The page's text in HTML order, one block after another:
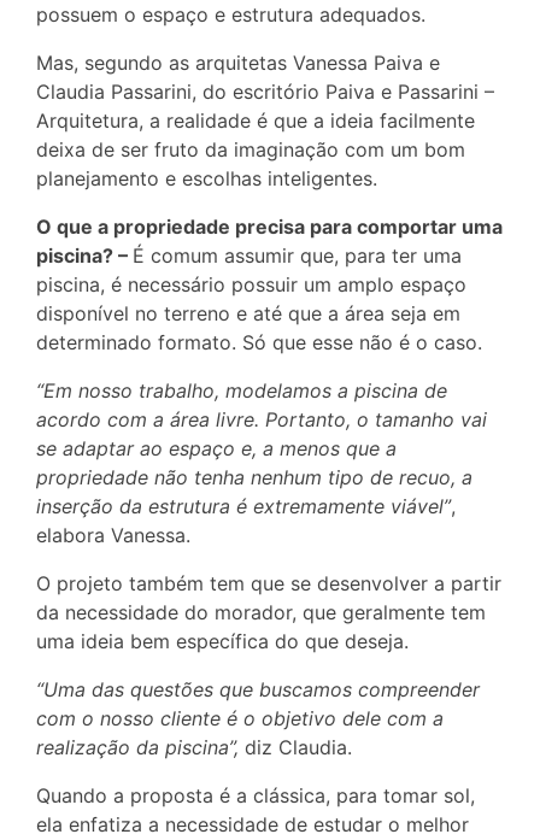
possuem o espaço e estrutura adequados.
Mas, segundo as arquitetas Vanessa Paiva e
Claudia Passarini, do escritório Paiva e Passarini –
Arquitetura, a realidade é que a ideia facilmente
deixa de ser fruto da imaginação com um bom
planejamento e escolhas inteligentes.
O que a propriedade precisa para comportar uma
piscina? – É comum assumir que, para ter uma
piscina, é necessário possuir um amplo espaço
disponível no terreno e até que a área seja em
determinado formato. Só que esse não é o caso.
“Em nosso trabalho, modelamos a piscina de
acordo com a área livre. Portanto, o tamanho vai
se adaptar ao espaço e, a menos que a
propriedade não tenha nenhum tipo de recuo, a
inserção da estrutura é extremamente viável”,
elabora Vanessa.
O projeto também tem que se desenvolver a partir
da necessidade do morador, que geralmente tem
uma ideia bem específica do que deseja.
“Uma das questões que buscamos compreender
com o nosso cliente é o objetivo dele com a
realização da piscina”, diz Claudia.
Quando a proposta é a clássica, para tomar sol,
ela enfatiza a necessidade de estudar o melhor